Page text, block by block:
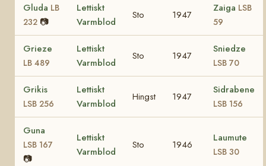
Gluda LB
232 📷
Lettiskt
Varmblod
Sto 1947
Zaiga LSB
59
Grieze
LB 489
Lettiskt
Varmblod
Sto 1947
Sniedze
LSB 70
Grikis
LSB 256
Lettiskt
Varmblod
Hingst 1947
Sidrabene
LSB 156
Guna
LSB 167
📷
Lettiskt
Varmblod
Sto 1946
Laumute
LSB 30